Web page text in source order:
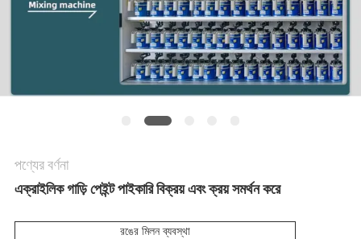
আবেদন
গোপনীয়তা
পণ্যের বর্ণনা
এক্রাইলিক গাড়ি পেইন্ট পাইকারি বিক্রয় এবং ক্রয় সমর্থন করে
রঙের মিলন ব্যবস্থা